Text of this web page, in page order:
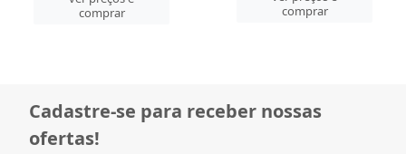
comprar
comprar
Cadastre-se para receber nossas
ofertas!